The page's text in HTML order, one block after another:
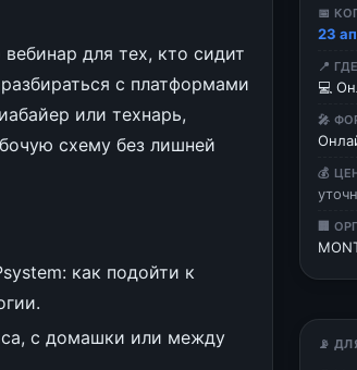
для тех, кто сидит
с платформами
или технарь,
схему без лишней
как подойти к
с домашки или между
📅
23
📍 ГДЕ
💻
🎤
💰
🏢
📡